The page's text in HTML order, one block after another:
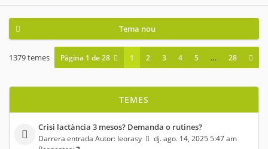
Tema nou
1379 temes Pàgina 1 de28 1 2 3 4 5 … 28
TEMES
Crisi lactància 3 mesos? Demanda o rutines?
Darrera entrada Autor: leorasy
dj. ago. 14, 2025 5:47 am